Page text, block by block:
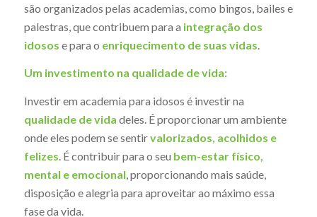
são organizados pelas academias, como bingos, bailes e
palestras, que contribuem para a integração dos
idosos e para o enriquecimento de suas vidas.
Um investimento na qualidade de vida:
Investir em academia para idosos é investir na
qualidade de vida deles. É proporcionar um ambiente
onde eles podem se sentirvalorizados, acolhidos e
felizes. É contribuir para o seu bem-estar físico,
mental e emocional, proporcionando mais saúde,
disposição e alegria para aproveitar ao máximo essa
fase da vida.